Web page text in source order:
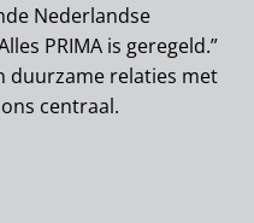
Nederlandse
PRIMA is geregeld.”
duurzame relaties met
centraal.